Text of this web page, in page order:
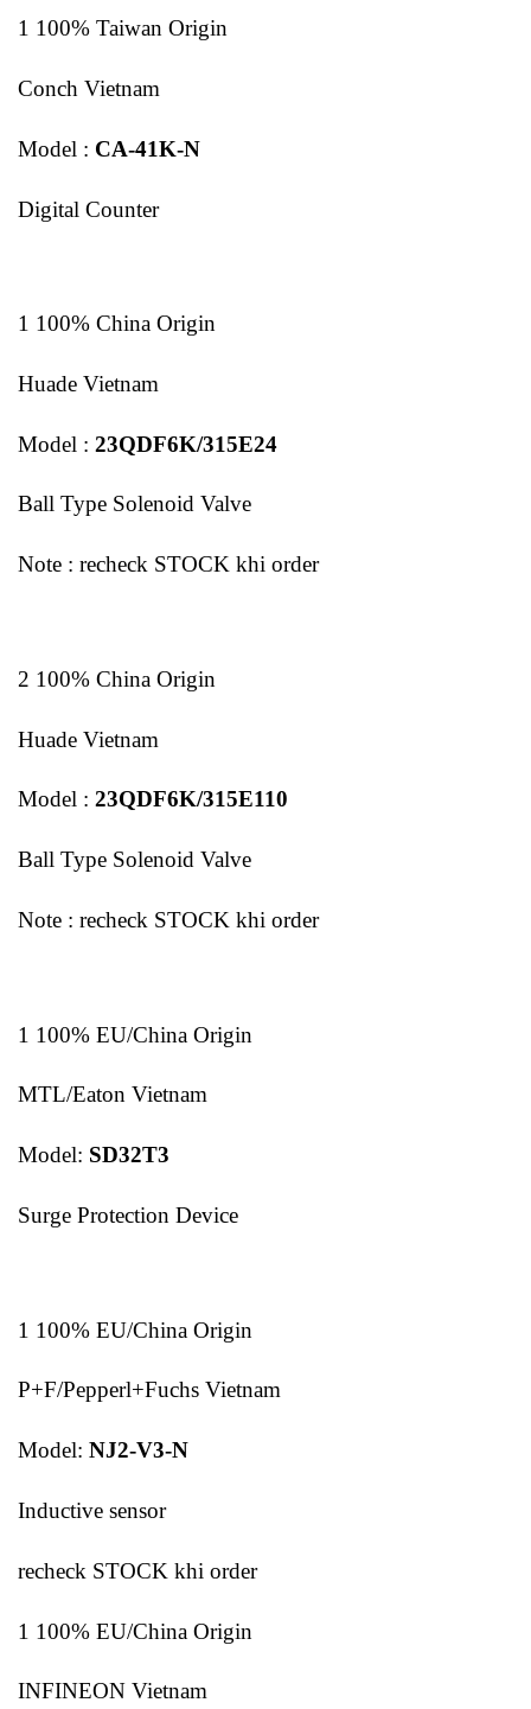
1 100% Taiwan Origin
Conch Vietnam
Model : CA-41K-N
Digital Counter
1 100% China Origin
Huade Vietnam
Model : 23QDF6K/315E24
Ball Type Solenoid Valve
Note : recheck STOCK khi order
2 100% China Origin
Huade Vietnam
Model : 23QDF6K/315E110
Ball Type Solenoid Valve
Note : recheck STOCK khi order
1 100% EU/China Origin
MTL/Eaton Vietnam
Model: SD32T3
Surge Protection Device
1 100% EU/China Origin
P+F/Pepperl+Fuchs Vietnam
Model: NJ2-V3-N
Inductive sensor
recheck STOCK khi order
1 100% EU/China Origin
INFINEON Vietnam